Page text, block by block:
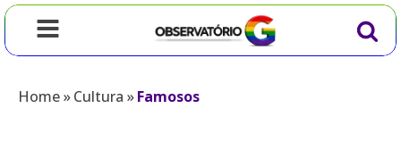
Home»Cultura »Famosos